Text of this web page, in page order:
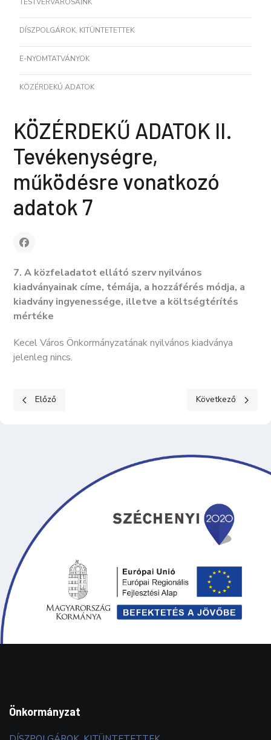
DÍSZPOLGÁROK, KITÜNTETETTEK
E-NYOMTATVÁNYOK
KÖZÉRDEKŰ ADATOK
KÖZÉRDEKŰ ADATOK II.
Tevékenységre,
működésre vonatkozó
adatok 7
7. A közfeladatot ellátó szerv nyilvános
kiadványainak címe, témája, a hozzáférés módja, a
kiadvány ingyenessége, illetve a költségtérítés
mértéke
Kecel Város Önkormányzatának nyilvános kiadványa
jelenleg nincs.
Előző cikk: KÖZÉRDEKŰ ADATOK II. Tevékenységre,
Előző Következő cikk:
Következő
Önkormányzat